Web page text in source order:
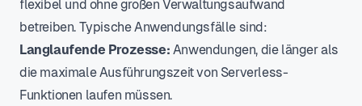
flexibel und ohne großen Verwaltungsaufwand
betreiben. Typische Anwendungsfälle sind:
Langlaufende Prozesse: Anwendungen, die länger als
die maximale Ausführungszeit von Serverless-
Funktionen laufen müssen.